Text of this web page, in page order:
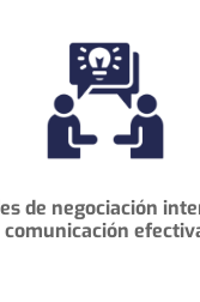
de negociación
comunicación